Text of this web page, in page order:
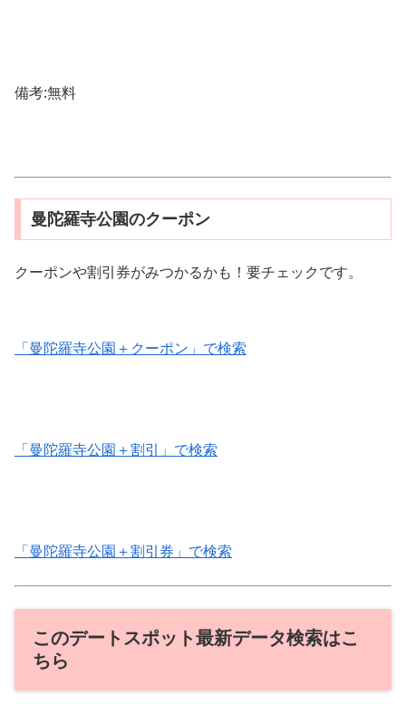
備考:無料
曼陀羅寺公園のクーポン
クーポンや割引券がみつかるかも！要チェックです。
「曼陀羅寺公園＋クーポン」で検索
「曼陀羅寺公園＋割引」で検索
「曼陀羅寺公園＋割引券」で検索
このデートスポット最新データ検索はこ
ちら